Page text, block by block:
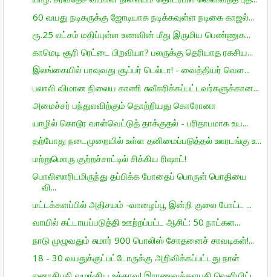
60 வயது நடிகருக்கு ஜோடியாக நடிக்கவுள்ள நடிகை காஜல்...
ரூ.25 லட்சம் மதிப்புள்ள உணவின் மீது இருமிய பெண்ணுக...
காமெடி சூரி ரெட்டை பிறவியா? பலருக்கு தெரியாத ரகசிய...
இலங்கையில் பரவுவது சூப்பர் டெல்டா! - வைத்தியர் வெள...
பலாலி விமான நிலைய காணி சுவீகரிக்கப்பட்டவர்களுக்கான...
அமைச்சர் பந்துலவிற்கும் தொற்றியது கொரோனா
யாழில் கொடூர வாள்வெட்டுத் தாக்குதல் - பரிதாபமாக உய...
தற்போது நடைமுறையில் உள்ள தனிமைப்படுத்தல் ஊரடங்கு உ...
மற்றுமொரு குற்றச்சாட்டில் சிக்கிய ரிஷாட்!
பொலிஸாரிடமிருந்து தப்பிக்க போதைப் பொருள் பொதியை
வி...
மட்டக்களப்பில் அதிசயம் -வாழைப்பூ இன்றி குலை போட்ட ...
வாயில் கட்டாயப்படுத்தி ஊற்றப்பட்ட ஆசிட்: 50 நாட்கள...
நாடு முழுவதும் சுமார் 900 பொலிஸ் சோதனைச் சாவடிகள்!...
18 - 30 வயதுக்குட்பட்டோருக்கு அறிவிக்கப்பட்டது நாள்